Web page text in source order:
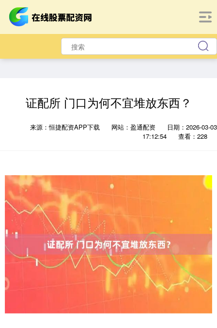
证配所 门口为何不宜堆放东西？
来源：恒捷配资APP下载 网站：盈通配资
日期：2026-03-03
17:12:54
查看：228